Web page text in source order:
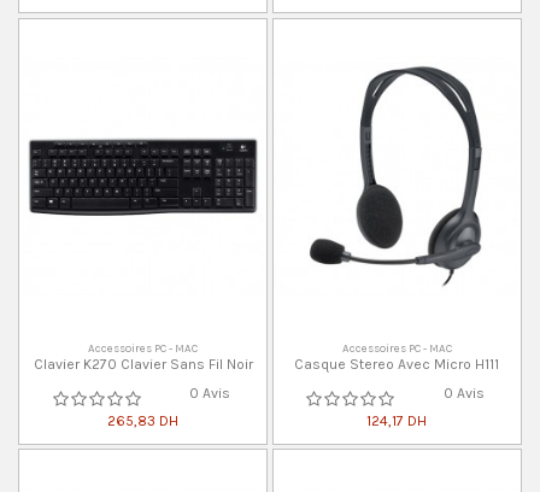
Accessoires PC - MAC
Clavier K270 Clavier Sans Fil Noir
0 Avis
265,83 DH
Accessoires PC - MAC
Casque Stereo Avec Micro H111
0 Avis
124,17 DH